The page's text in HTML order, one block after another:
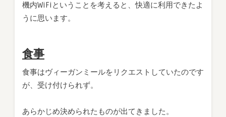
機内WiFiということを考えると、快適に利用できたよ
うに思います。
食事
食事はヴィーガンミールをリクエストしていたのです
が、受け付けられず。
あらかじめ決められたものが出てきました。